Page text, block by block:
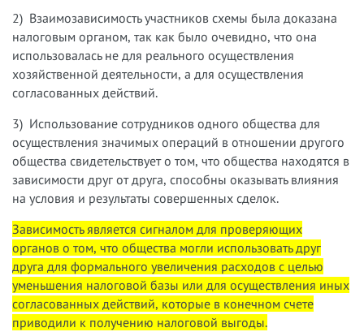
2) Взаимозависимость участников схемы была доказана
налоговым органом, так как было очевидно, что она
использовалась не для реального осуществления
хозяйственной деятельности, а для осуществления
согласованных действий.
3) Использование сотрудников одного общества для
осуществления значимых операций в отношении другого
общества свидетельствует о том, что общества находятся в
зависимости друг от друга, способны оказывать влияния
на условия и результаты совершенных сделок.
Зависимость является сигналом для проверяющих
органов о том, что общества могли использовать друг
друга для формального увеличения расходов с целью
уменьшения налоговой базы или для осуществления иных
согласованных действий, которые в конечном счете
приводили к получению налоговой выгоды.